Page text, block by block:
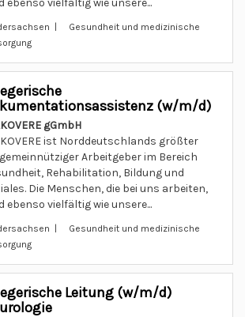
ebenso vielfältig wie unsere...
| Gesundheit und medizinische
(w/m/d)
gGmbH
ist Norddeutschlands größter
Arbeitgeber im Bereich
Rehabilitation, Bildung und
Die Menschen, die bei uns arbeiten,
ebenso vielfältig wie unsere...
| Gesundheit und medizinische
Leitung (w/m/d)